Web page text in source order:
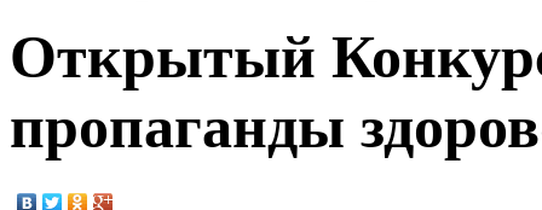
Открытый Конкурс
пропаганды